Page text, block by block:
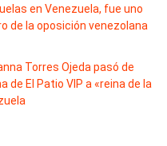
en Venezuela, fue uno
de la oposición venezolana
Torres Ojeda pasó de
de El Patio VIP a «reina de la